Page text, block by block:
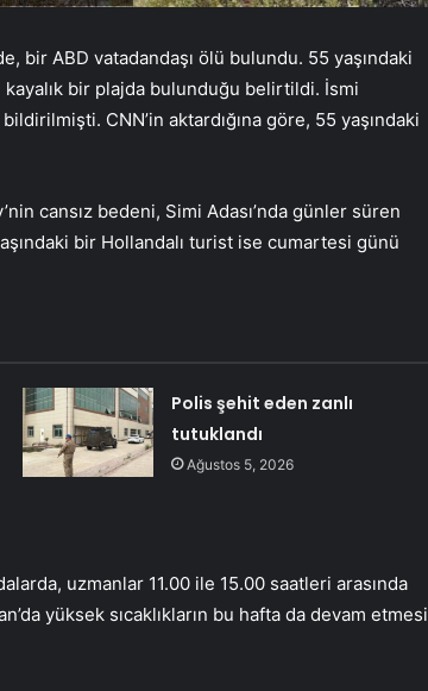
bir ABD vatadandaşı ölü bulundu. 55 yaşındaki
bir plajda bulunduğu belirtildi. İsmi
CNN’in aktardığına göre, 55 yaşındaki
cansız bedeni, Simi Adası’nda günler süren
bir Hollandalı turist ise cumartesi günü
Polis şehit eden zanlı
tutuklandı
Ağustos 5, 2026
uzmanlar 11.00 ile 15.00 saatleri arasında
yüksek sıcaklıkların bu hafta da devam etmesi